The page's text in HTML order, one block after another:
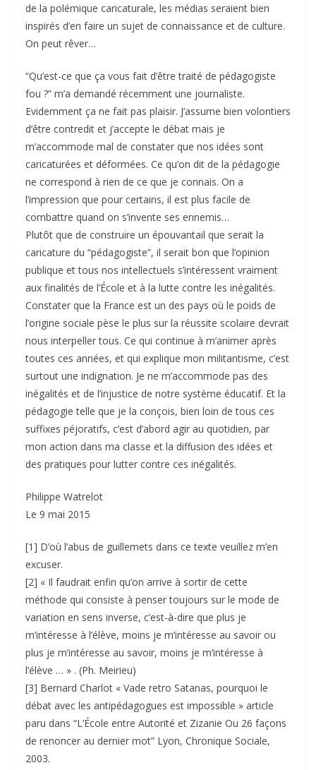
de la polémique caricaturale, les médias seraient bien
inspirés d’en faire un sujet de connaissance et de culture.
On peut rêver…
“Qu’est-ce que ça vous fait d’être traité de pédagogiste
fou ?” m’a demandé récemment une journaliste.
Evidemment ça ne fait pas plaisir. J’assume bien volontiers
d’être contredit et j’accepte le débat mais je
m’accommode mal de constater que nos idées sont
caricaturées et déformées. Ce qu’on dit de la pédagogie
ne correspond à rien de ce que je connais. On a
l’impression que pour certains, il est plus facile de
combattre quand on s’invente ses ennemis…
Plutôt que de construire un épouvantail que serait la
caricature du “pédagogiste”, il serait bon que l’opinion
publique et tous nos intellectuels s’intéressent vraiment
aux finalités de l’École et à la lutte contre les inégalités.
Constater que la France est un des pays où le poids de
l’origine sociale pèse le plus sur la réussite scolaire devrait
nous interpeller tous. Ce qui continue à m’animer après
toutes ces années, et qui explique mon militantisme, c’est
surtout une indignation. Je ne m’accommode pas des
inégalités et de l’injustice de notre système éducatif. Et la
pédagogie telle que je la conçois, bien loin de tous ces
suffixes péjoratifs, c’est d’abord agir au quotidien, par
mon action dans ma classe et la diffusion des idées et
des pratiques pour lutter contre ces inégalités.
Philippe Watrelot
Le 9 mai 2015
[1] D’où l’abus de guillemets dans ce texte veuillez m’en
excuser.
[2] « Il faudrait enfin qu’on arrive à sortir de cette
méthode qui consiste à penser toujours sur le mode de
variation en sens inverse, c’est-à-dire que plus je
m’intéresse à l’élève, moins je m’intéresse au savoir ou
plus je m’intéresse au savoir, moins je m’intéresse à
l’élève … » . (Ph. Meirieu)
[3] Bernard Charlot « Vade retro Satanas, pourquoi le
débat avec les antipédagogues est impossible » article
paru dans “L’École entre Autorité et Zizanie Ou 26 façons
de renoncer au dernier mot” Lyon, Chronique Sociale,
2003.